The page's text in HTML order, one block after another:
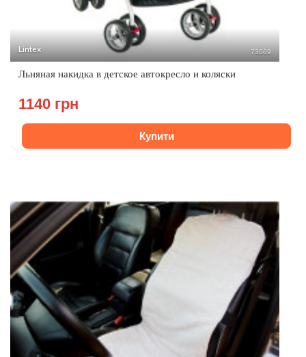
Lintex 73669
Льняная накидка в детское автокресло и коляски
1140 грн
Купити